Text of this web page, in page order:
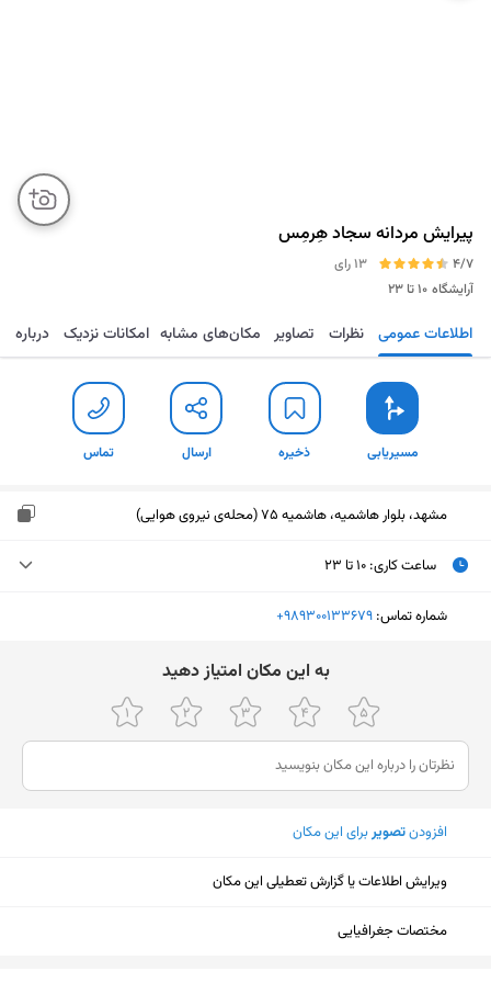
پیرایش مردانه سجاد هِرمِس
4/7
13 رای
آرایشگاه ۱۰ تا ۲۳
مسیریابی ذخیره ارسال تماس اطلاعات عمومی نظرات تصاویر مکان‌های مشابه امکانات نزدیک درباره
مسیریابی ذخیره ارسال تماس
مشهد، بلوار هاشمیه، هاشمیه 75 (محله‌ی نیروی هوایی)
ساعت کاری: ۱۰ تا ۲۳
دوشنبه (امروز)
پنجشنبه
۱۰ تا ۲۳
جمعه
۱۰ تا ۲۳
شنبه
یکشنبه
شماره تماس: ‎+989300133679
ﺑﻪ اﯾﻦ ﻣﮑﺎن اﻣﺘﯿﺎز دﻫﯿﺪ
افزودنتصویربرای این مکان
ویرایش اطلاعات یا گزارش تعطیلی این مکان
مختصات جغرافیایی